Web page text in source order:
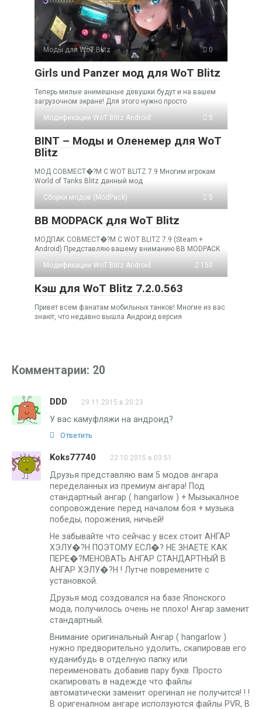
Моды для WoT Blitz 0
Girls und Panzer мод для WoT Blitz
Теперь милые анимешные девушки будут и на вашем
загрузочном экране! Для этого нужно просто
Модификации WoT Blitz Android
5
BINT – Моды и Оленемер для WoT
Blitz
МОД СОВМЕСТ�?М С WOT BLITZ 7.9 Многим игрокам
World of Tanks Blitz данный мод
Cборки модов (ModPack)
5
BB MODPACK для WoT Blitz
МОДПАК СОВМЕСТ�?М С WOT BLITZ 7.9 (Steam +
Android) Представляю вашему вниманию BB MODPACK
Модификации WoT Blitz Android
150
Кэш для WoT Blitz 7.2.0.563
Привет всем фанатам мобильных танков! Многие из вас
знают, что недавно вышла Андроид версия
Комментарии: 20
DDD 29.11.2015 в 20:23
У вас камуфляжи на андроид?
Ответить
Koks77740 22.10.2015 в 03:51
Друзья представляю вам 5 модов ангара
переделанных из премиум ангара! Под
стандартный ангар ( hangarlow ) + Мызыкалное
сопровождение перед началом боя + музыка
победы, порожения, ничьей!
Не забывайте что сейчас у всех стоит АНГАР
ХЭЛУ�?Н ПОЭТОМУ ЕСЛ�? НЕ ЗНАЕТЕ КАК
ПЕРЕ�?МЕНОВАТЬ АНГАР СТАНДАРТНЫЙ В
АНГАР ХЭЛУ�?Н ! Лутче повремените с
установкой.
Друзья мод создовался на базе Японского
мода, получилось очень не плохо! Ангар заменит
стандартный.
Внимание оригинальный Ангар ( hangarlow )
нужно предворительно удолить, скапировав его
куданибудь в отделную папку или
переименовать добавив пару букв. Просто
скапировать в надежде что файлы
автоматически заменит орегинал не получится! ! !
В оригеналном ангаре исползуются файлы PVR, В